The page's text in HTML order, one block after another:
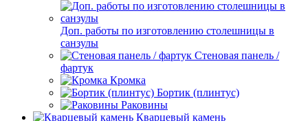
Доп. работы по изготовлению столешницы в
санзулы
Стеновая панель /
фартук
Кромка
Бортик (плинтус)
Раковины
Кварцевый камень